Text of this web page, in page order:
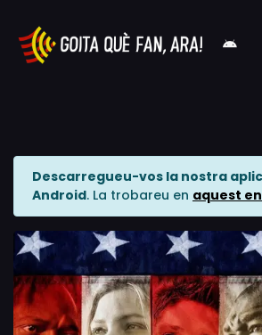
Descarregueu-vos la nostra
Android. La trobareu en aquest